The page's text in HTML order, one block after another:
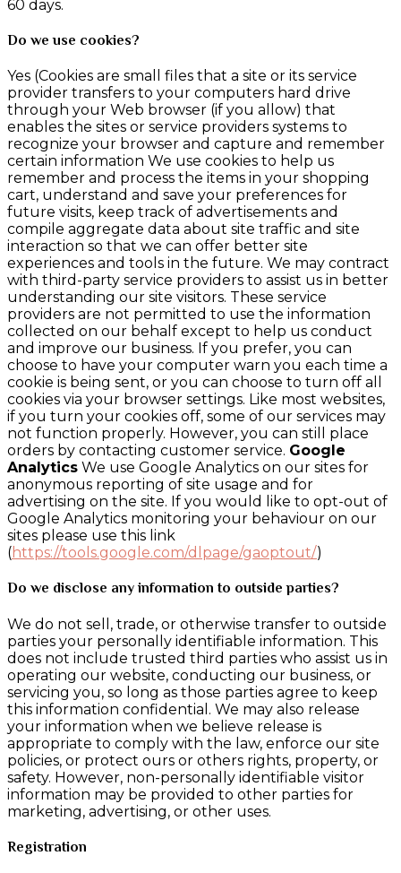
60 days.
Do we use cookies?
Yes (Cookies are small files that a site or its service
provider transfers to your computers hard drive
through your Web browser (if you allow) that
enables the sites or service providers systems to
recognize your browser and capture and remember
certain information We use cookies to help us
remember and process the items in your shopping
cart, understand and save your preferences for
future visits, keep track of advertisements and
compile aggregate data about site traffic and site
interaction so that we can offer better site
experiences and tools in the future. We may contract
with third-party service providers to assist us in better
understanding our site visitors. These service
providers are not permitted to use the information
collected on our behalf except to help us conduct
and improve our business. If you prefer, you can
choose to have your computer warn you each time a
cookie is being sent, or you can choose to turn off all
cookies via your browser settings. Like most websites,
if you turn your cookies off, some of our services may
not function properly. However, you can still place
orders by contacting customer service. Google
Analytics We use Google Analytics on our sites for
anonymous reporting of site usage and for
advertising on the site. If you would like to opt-out of
Google Analytics monitoring your behaviour on our
sites please use this link
(https://tools.google.com/dlpage/gaoptout/)
Do we disclose any information to outside parties?
We do not sell, trade, or otherwise transfer to outside
parties your personally identifiable information. This
does not include trusted third parties who assist us in
operating our website, conducting our business, or
servicing you, so long as those parties agree to keep
this information confidential. We may also release
your information when we believe release is
appropriate to comply with the law, enforce our site
policies, or protect ours or others rights, property, or
safety. However, non-personally identifiable visitor
information may be provided to other parties for
marketing, advertising, or other uses.
Registration